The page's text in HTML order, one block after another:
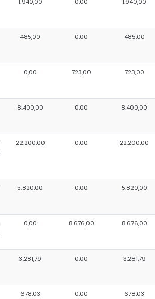
485,00 0,00 485,00
0,00 723,00 723,00
8.400,00 0,00 8.400,00
22.200,00 0,00 22.200,00
5.820,00 0,00 5.820,00
0,00 8.676,00 8.676,00
3.281,79 0,00 3.281,79
678,03 0,00 678,03